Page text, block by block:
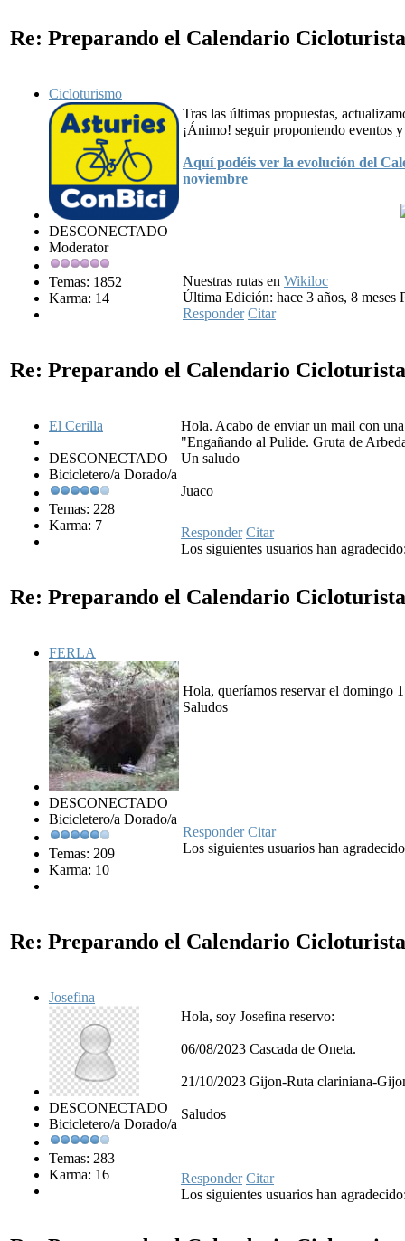
Re: Preparando el Calendario
Cicloturismo
DESCONECTADO
Moderator
Temas: 1852
Karma: 14
Tras las últimas propuestas,
¡Ánimo! seguir proponiendo eventos
Aquí podéis ver la evolución del
noviembre
Nuestras rutas en Wikiloc
Última Edición: hace 3 años, 8 meses
Responder Citar
Re: Preparando el Calendario
El Cerilla
DESCONECTADO
Bicicletero/a Dorado/a
Temas: 228
Karma: 7
Hola. Acabo de enviar un mail con
"Engañando al Pulide. Gruta de
Un saludo
Juaco
Responder Citar
Los siguientes usuarios han
Re: Preparando el Calendario
FERLA
DESCONECTADO
Bicicletero/a Dorado/a
Temas: 209
Karma: 10
Hola, queríamos reservar el domingo
Saludos
Responder Citar
Los siguientes usuarios han
Re: Preparando el Calendario
Josefina
DESCONECTADO
Bicicletero/a Dorado/a
Temas: 283
Karma: 16
Hola, soy Josefina reservo:
06/08/2023 Cascada de Oneta.
21/10/2023 Gijon-Ruta clariniana-
Saludos
Responder Citar
Los siguientes usuarios han